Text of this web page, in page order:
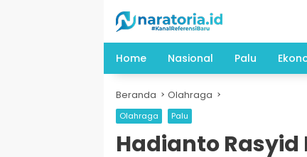
Home Nasional Palu
Beranda Olahraga
Olahraga Palu
Hadianto